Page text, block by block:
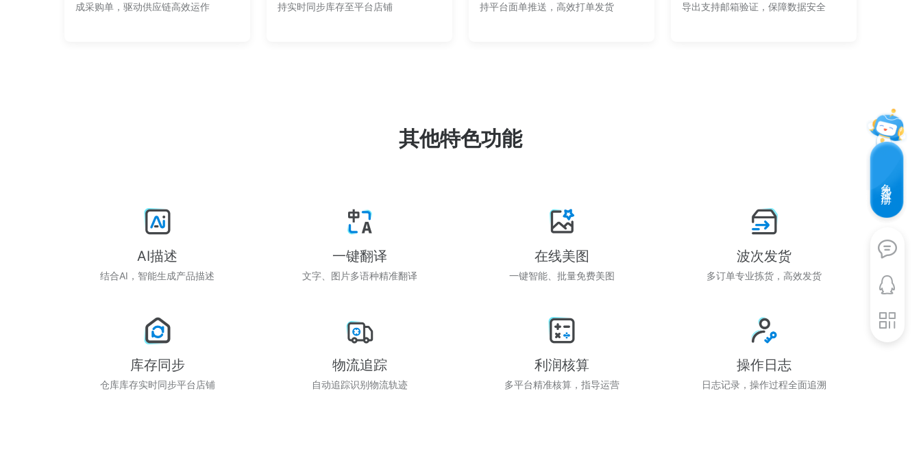
成采购单，驱动供应链高效运作
持实时同步库存至平台店铺
持平台面单推送，高效打单发货
导出支持邮箱验证，保障数据安全
其他特色功能
AI描述
结合AI，智能生成产品描述
一键翻译
文字、图片多语种精准翻译
在线美图
一键智能、批量免费美图
波次发货
多订单专业拣货，高效发货
库存同步
仓库库存实时同步平台店铺
物流追踪
自动追踪识别物流轨迹
利润核算
多平台精准核算，指导运营
操作日志
日志记录，操作过程全面追溯
免费注册